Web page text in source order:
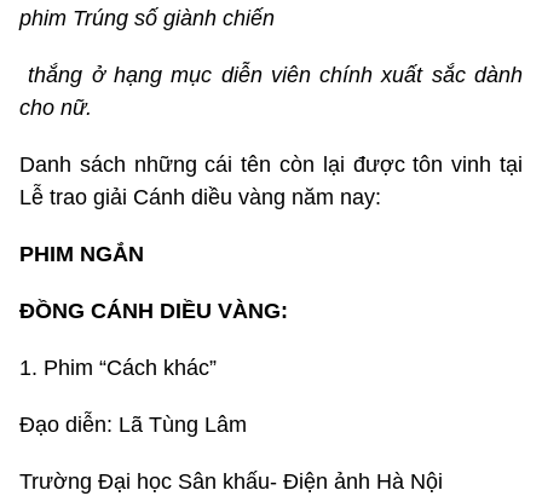
phim Trúng số giành chiến
thắng ở hạng mục diễn viên chính xuất sắc dành
cho nữ.
Danh sách những cái tên còn lại được tôn vinh tại
Lễ trao giải Cánh diều vàng năm nay:
PHIM NGẮN
ĐỒNG CÁNH DIỀU VÀNG:
1. Phim “Cách khác”
Đạo diễn: Lã Tùng Lâm
Trường Đại học Sân khấu- Điện ảnh Hà Nội